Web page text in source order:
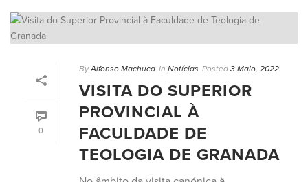
0
By Alfonso Machuca In Notícias Posted 3 Maio, 2022
VISITA DO SUPERIOR
PROVINCIAL À
FACULDADE DE
TEOLOGIA DE GRANADA